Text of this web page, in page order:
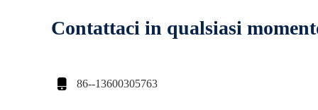
Contattaci in qualsiasi
 86--13600305763